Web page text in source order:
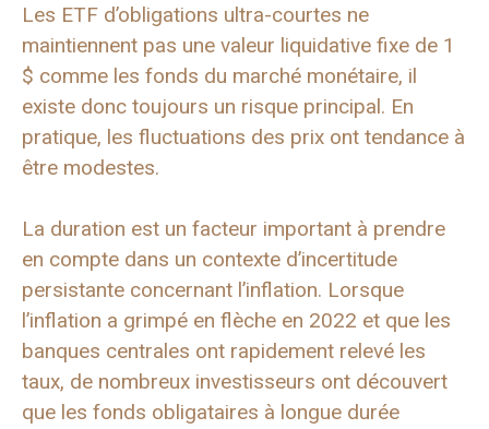
Les ETF d’obligations ultra-courtes ne
maintiennent pas une valeur liquidative fixe de 1
$ comme les fonds du marché monétaire, il
existe donc toujours un risque principal. En
pratique, les fluctuations des prix ont tendance à
être modestes.
La duration est un facteur important à prendre
en compte dans un contexte d’incertitude
persistante concernant l’inflation. Lorsque
l’inflation a grimpé en flèche en 2022 et que les
banques centrales ont rapidement relevé les
taux, de nombreux investisseurs ont découvert
que les fonds obligataires à longue durée